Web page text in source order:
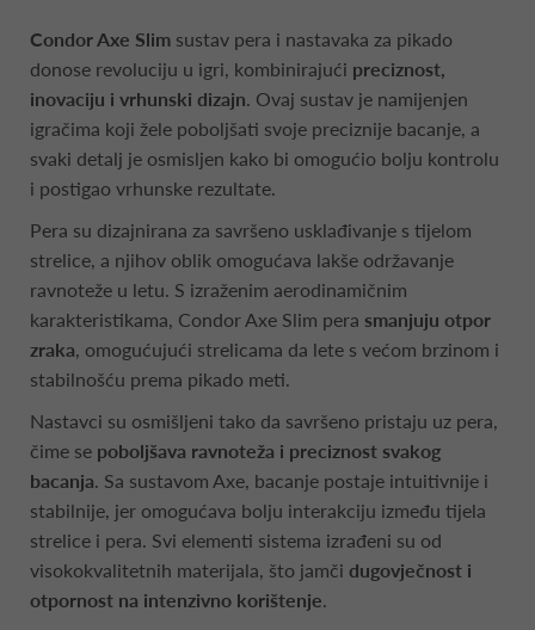
Condor Axe Slim sustav pera i nastavaka za pikado
donose revoluciju u igri, kombinirajući preciznost,
inovaciju i vrhunski dizajn. Ovaj sustav je namijenjen
igračima koji žele poboljšati svoje preciznije bacanje, a
svaki detalj je osmisljen kako bi omogućio bolju kontrolu
i postigao vrhunske rezultate.
Pera su dizajnirana za savršeno usklađivanje s tijelom
strelice, a njihov oblik omogućava lakše održavanje
ravnoteže u letu. S izraženim aerodinamičnim
karakteristikama, Condor Axe Slim pera smanjuju otpor
zraka, omogućujući strelicama da lete s većom brzinom i
stabilnošću prema pikado meti.
Nastavci su osmišljeni tako da savršeno pristaju uz pera,
čime se poboljšava ravnoteža i preciznost svakog
bacanja. Sa sustavom Axe, bacanje postaje intuitivnije i
stabilnije, jer omogućava bolju interakciju između tijela
strelice i pera. Svi elementi sistema izrađeni su od
visokokvalitetnih materijala, što jamči dugovječnost i
otpornost na intenzivno korištenje.